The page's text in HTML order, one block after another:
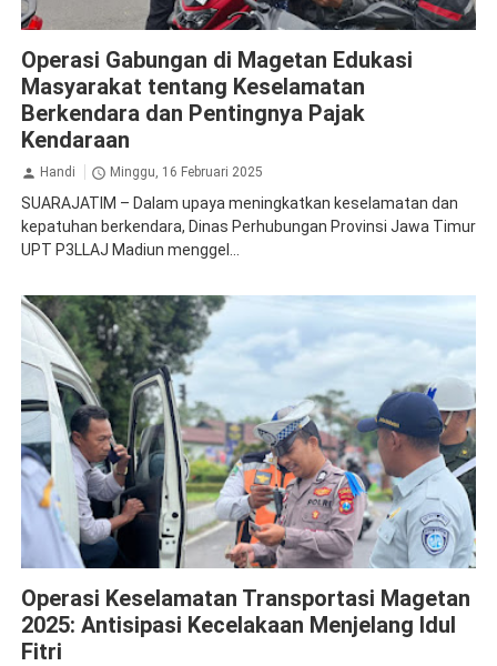
Operasi Gabungan di Magetan Edukasi
Masyarakat tentang Keselamatan
Berkendara dan Pentingnya Pajak
Kendaraan
Handi Minggu, 16 Februari 2025
SUARAJATIM – Dalam upaya meningkatkan keselamatan dan
kepatuhan berkendara, Dinas Perhubungan Provinsi Jawa Timur
UPT P3LLAJ Madiun menggel...
Operasi Keselamatan Transportasi Magetan
2025: Antisipasi Kecelakaan Menjelang Idul
Fitri